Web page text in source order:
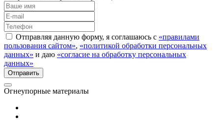
Отправляя данную форму, я соглашаюсь с «правилами
пользования сайтом», «политикой обработки персональных
данных» и даю «согласие на обработку персональных
данных»
Огнеупорные материалы